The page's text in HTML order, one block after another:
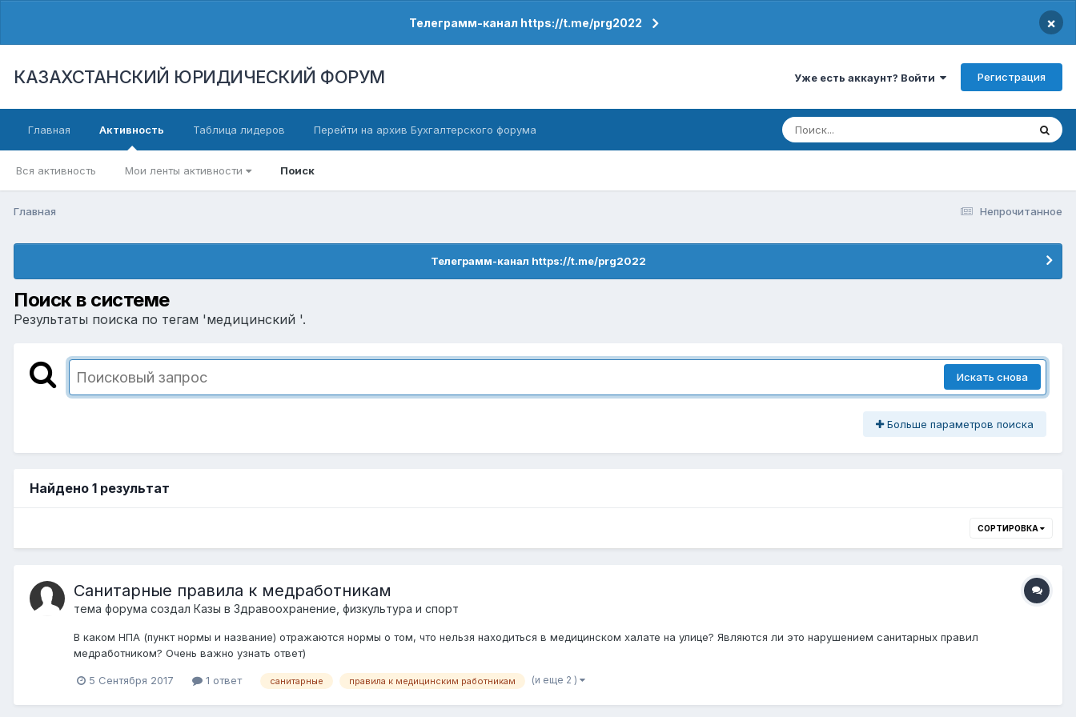
Телеграмм-канал https://t.me/prg2022 ×
КАЗАХСТАНСКИЙ ЮРИДИЧЕСКИЙ ФОРУМ Уже есть аккаунт? Войти Регистрация
Главная Активность
Вся активность Мои ленты активности Поиск
Таблица лидеров Перейти на архив Бухгалтерского форума
Непрочитанное
Главная
Телеграмм-канал https://t.me/prg2022
Поиск в системе
Результаты поиска по тегам 'медицинский '.
Искать снова
Больше параметров поиска
Найдено 1 результат
СОРТИРОВКА
Санитарные правила к медработникам
тема форума создал Казы в Здравоохранение, физкультура и спорт
В каком НПА (пункт нормы и название) отражаются нормы о том, что нельзя находиться в медицинском халате на улице? Являются ли это нарушением санитарных правил
медработником? Очень важно узнать ответ)
5 Сентября 2017 1 ответ санитарные правила к медицинским работникам (и еще 2 )